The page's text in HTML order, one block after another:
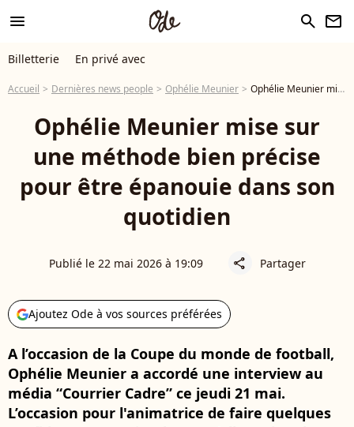
menu search newsletter
Billetterie En privé avec
Accueil Dernières news people Ophélie Meunier Ophélie Meunier mise sur une méthode bien précise pour être épanouie dans son quotidien
Ophélie Meunier mise sur
une méthode bien précise
pour être épanouie dans son
quotidien
Publié le 22 mai 2026 à 19:09 share Partager
Ajoutez Ode à vos sources préférées
A l’occasion de la Coupe du monde de football,
Ophélie Meunier a accordé une interview au
média “Courrier Cadre” ce jeudi 21 mai.
L’occasion pour l'animatrice de faire quelques